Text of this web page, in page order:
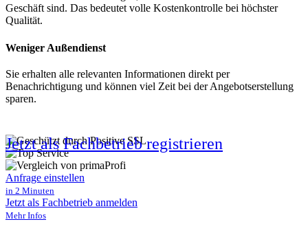
Geschäft sind. Das bedeutet volle Kostenkontrolle bei höchster
Qualität.
Weniger Außendienst
Sie erhalten alle relevanten Informationen direkt per
Benachrichtigung und können viel Zeit bei der Angebotserstellung
sparen.
Jetzt als Fachbetrieb registrieren
Anfrage einstellen
in 2 Minuten
Jetzt als Fachbetrieb anmelden
Mehr Infos